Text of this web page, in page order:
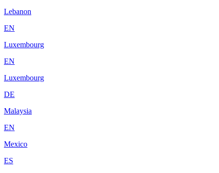
Lebanon
EN
Luxembourg
EN
Luxembourg
DE
Malaysia
EN
Mexico
ES